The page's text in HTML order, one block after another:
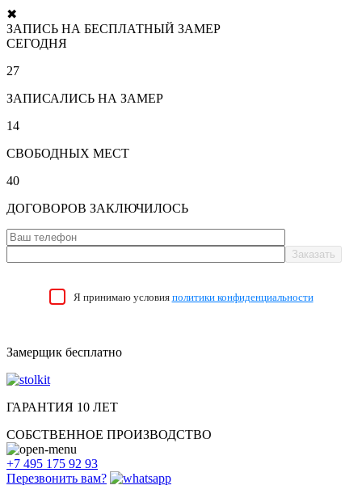
✖
ЗАПИСЬ НА БЕСПЛАТНЫЙ ЗАМЕР
СЕГОДНЯ
27
ЗАПИСАЛИСЬ НА ЗАМЕР
14
СВОБОДНЫХ МЕСТ
40
ДОГОВОРОВ ЗАКЛЮЧИЛОСЬ
Я принимаю условия политики конфиденциальности
Замерщик бесплатно
ГАРАНТИЯ 10 ЛЕТ
СОБСТВЕННОЕ ПРОИЗВОДСТВО
+7 495 175 92 93
Перезвонить вам?